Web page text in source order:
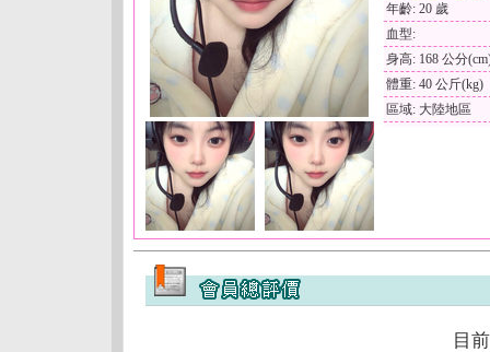
年齡: 20 歲
血型:
身高: 168 公分
體重: 40 公斤(kg)
區域: 大陸地區
目